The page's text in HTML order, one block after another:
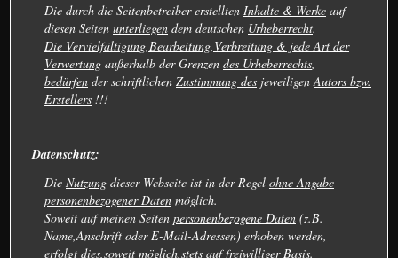
Die durch die Seitenbetreiber erstellten Inhalte & Werke auf
diesen Seiten unterliegen dem deutschen Urheberrecht.
Die Vervielfältigung,Bearbeitung,Verbreitung & jede Art der
Verwertung außerhalb der Grenzen des Urheberrechts
bedürfen der schriftlichen Zustimmung des jeweiligen Autors bzw.
Erstellers !!!
Datenschutz:
Die Nutzung dieser Webseite ist in der Regel ohne Angabe
personenbezogener Daten möglich.
Soweit auf meinen Seiten personenbezogene Daten (z.B.
Name,Anschrift oder E-Mail-Adressen) erhoben werden,
erfolgt dies,soweit möglich, stets auf freiwilliger Basis.